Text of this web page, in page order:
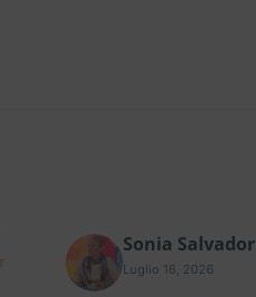
Sonia Salvador
Luglio 16, 2026